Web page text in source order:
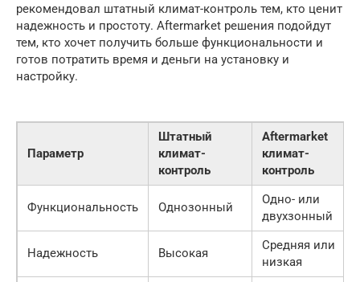
рекомендовал штатный климат-контроль тем, кто ценит
надежность и простоту. Aftermarket решения подойдут
тем, кто хочет получить больше функциональности и
готов потратить время и деньги на установку и
настройку.
Параметр
Штатный
климат-
контроль
Aftermarket
климат-
контроль
Функциональность Однозонный
Одно- или
двухзонный
Надежность Высокая
Средняя или
низкая